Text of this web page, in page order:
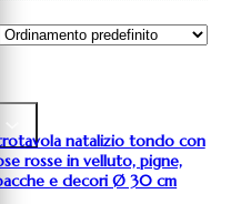
natalizio tondo con
rosse in velluto, pigne,
e decori Ø 30 cm